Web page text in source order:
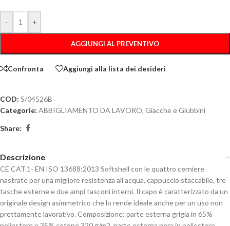
- +
AGGIUNGI AL PREVENTIVO
Confronta Aggiungi alla lista dei desideri
COD: S/04526B
Categorie: ABBIGLIAMENTO DA LAVORO, Giacche e Giubbini
Share:
Descrizione
CE CAT.1- EN ISO 13688:2013 Softshell con le quattro cerniere
nastrate per una migliore resistenza all’acqua, cappuccio staccabile, tre
tasche esterne e due ampi tasconi interni. Il capo è caratterizzato da un
originale design asimmetrico che lo rende ideale anche per un uso non
prettamente lavorativo. Composizione: parte esterna grigia in 65%